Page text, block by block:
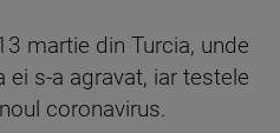
martie din Turcia, unde
ei s-a agravat, iar testele
coronavirus.